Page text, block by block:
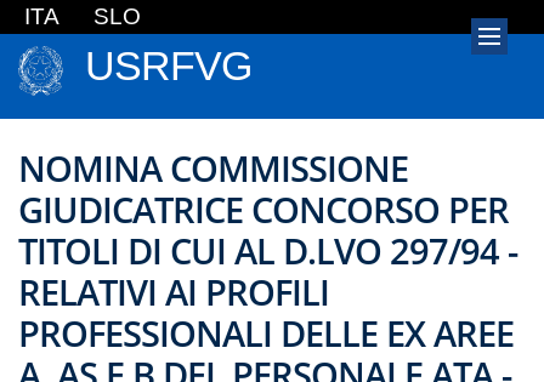
ITA SLO
USRFVG
NOMINA COMMISSIONE
GIUDICATRICE CONCORSO PER
TITOLI DI CUI AL D.LVO 297/94 -
RELATIVI AI PROFILI
PROFESSIONALI DELLE EX AREE